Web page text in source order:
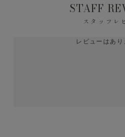
STAFF
スタッフレ
レビューはあり